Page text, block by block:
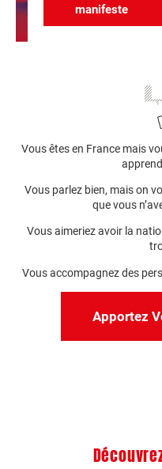
manifeste
Vous êtes en France mais
Vous parlez bien, mais on
que vous
Vous aimeriez avoir la
Vous accompagnez des
Apportez